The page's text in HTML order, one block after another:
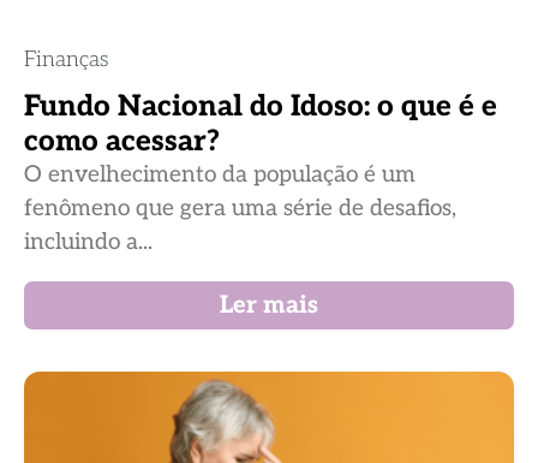
Finanças
Fundo Nacional do Idoso: o que é e
como acessar?
O envelhecimento da população é um
fenômeno que gera uma série de desafios,
incluindo a...
Ler mais